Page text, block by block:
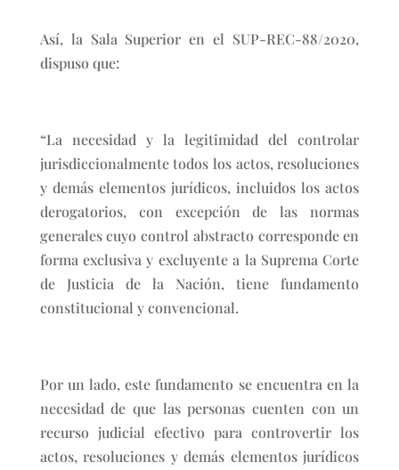
Así, la Sala Superior en el SUP-REC-88/2020,
dispuso que:
“La necesidad y la legitimidad del controlar
jurisdiccionalmente todos los actos, resoluciones
y demás elementos jurídicos, incluidos los actos
derogatorios, con excepción de las normas
generales cuyo control abstracto corresponde en
forma exclusiva y excluyente a la Suprema Corte
de Justicia de la Nación, tiene fundamento
constitucional y convencional.
Por un lado, este fundamento se encuentra en la
necesidad de que las personas cuenten con un
recurso judicial efectivo para controvertir los
actos, resoluciones y demás elementos jurídicos